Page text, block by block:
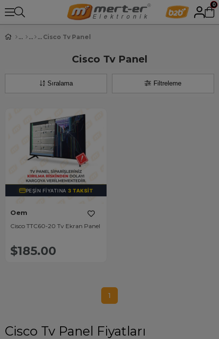
0
Cisco Tv Panel
Cisco Tv Panel
Filtreleme
Sıralama
PEŞIN FIYATINA3 TAKSIT
Oem
Cisco TTC60-20 Tv Ekran Panel
$185.00
1
Cisco Tv Panel Fiyatları